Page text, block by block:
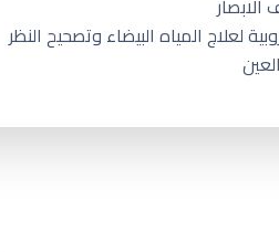
لعلاج المياه البيضاء وتصحيح النظر